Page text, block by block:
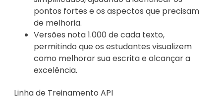
pontos fortes e os aspectos que precisam
de melhoria.
Versões nota 1.000 de cada texto,
permitindo que os estudantes visualizem
como melhorar sua escrita e alcançar a
excelência.
Linha de Treinamento API